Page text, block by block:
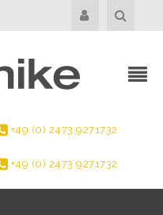
+49 (0) 2473 9271732
+49 (0) 2473 9271732